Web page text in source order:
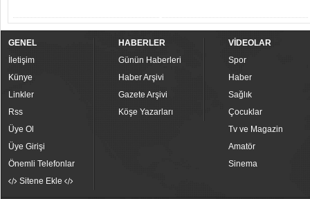
GENEL
İletişim
Künye
Linkler
Rss
Üye Ol
Üye Girişi
Önemli Telefonlar
Sitene Ekle
HABERLER
Günün Haberleri
Haber Arşivi
Gazete Arşivi
Köşe Yazarları
VİDEOLAR
Spor
Haber
Sağlık
Çocuklar
Tv ve Magazin
Amatör
Sinema